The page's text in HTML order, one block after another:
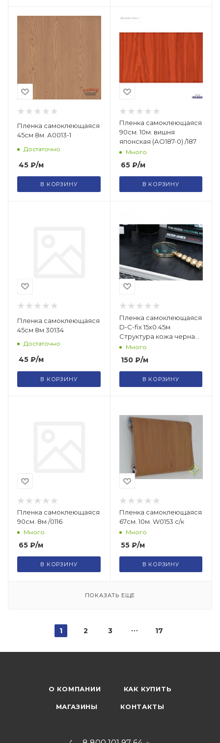
Пленка самоклеющаяся
45см 8м. А0013-1
Достаточно
45 ₽/м
В КОРЗИНУ
Пленка самоклеющаяся
90см. 10м. вишня
японская (АО187-0) /187
Много
65₽/м
В КОРЗИНУ
Пленка самоклеющаяся
45см 8м 30134
Достаточно
45 ₽/м
В КОРЗИНУ
Пленка самоклеющаяся
D-C-fix 15х0.45м
Структура кожа черная
1923-200
Много
150₽/м
В КОРЗИНУ
Пленка самоклеющаяся
90см. 8м /0116
Много
65 ₽/м
В КОРЗИНУ
Пленка самоклеющаяся
67см. 10м. W0153 с/к
Много
55₽/м
В КОРЗИНУ
ПОКАЗАТЬ ЕЩЕ
1 2 3 17
О КОМПАНИИ КАК КУПИТЬ
МАГАЗИНЫ КОНТАКТЫ